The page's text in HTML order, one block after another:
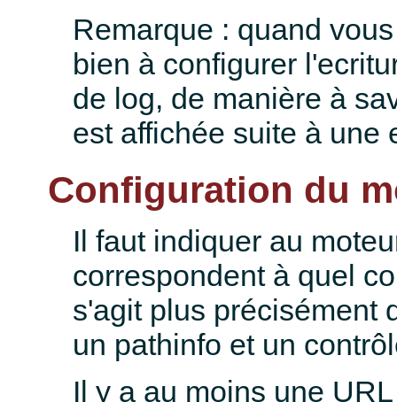
Remarque : quand
bien à configurer
de log, de manière à
est affichée suite à une
Configuration du
Il faut indiquer au
correspondent à quel
s'agit plus précisément
un pathinfo et un
Il y a au moins une